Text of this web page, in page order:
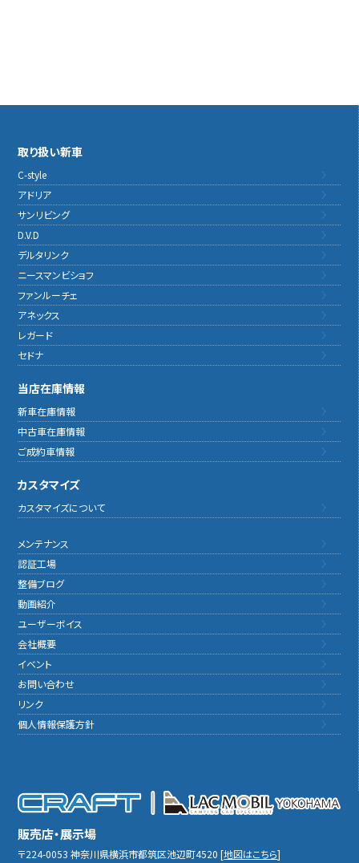
取り扱い新車
C-style
アドリア
サンリビング
D.V.D
デルタリンク
ニースマンビショフ
ファンルーチェ
アネックス
レガード
セドナ
当店在庫情報
新車在庫情報
中古車在庫情報
ご成約車情報
カスタマイズ
カスタマイズについて
メンテナンス
認証工場
整備ブログ
動画紹介
ユーザーボイス
会社概要
イベント
お問い合わせ
リンク
個人情報保護方針
販売店・展示場
〒224-0053神奈川県横浜市都筑区池辺町4520[地図はこちら]